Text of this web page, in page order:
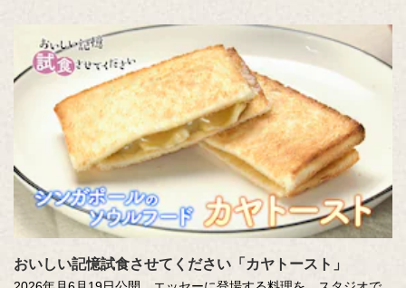
おいしい記憶試食させてください「カヤトースト」